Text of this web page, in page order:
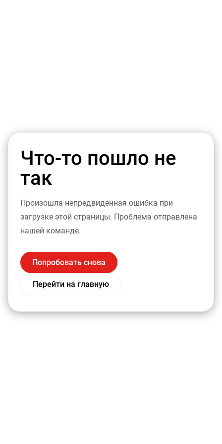
Что-то пошло не
так
Произошла непредвиденная ошибка при
загрузке этой страницы. Проблема отправлена
нашей команде.
Попробовать снова
Перейти на главную